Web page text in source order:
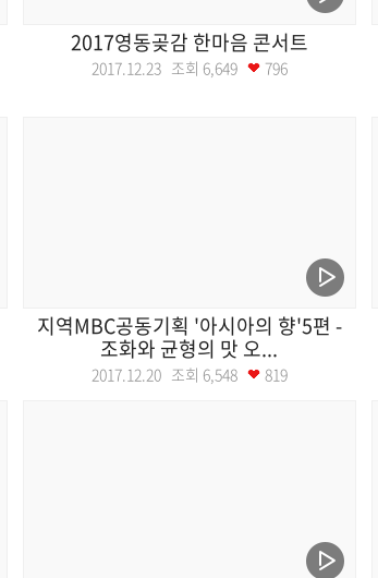
2017영동곶감 한마음 콘서트
2017.12.23 조회 6,649 796
지역MBC공동기획 '아시아의 향'5편 -
조화와 균형의 맛 오...
2017.12.20 조회 6,548 819